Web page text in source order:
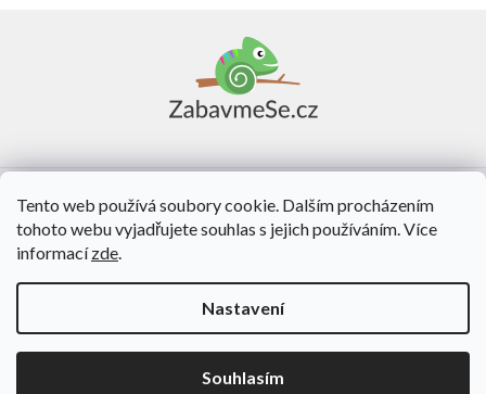
Tento web používá soubory cookie. Dalším procházením
tohoto webu vyjadřujete souhlas s jejich používáním. Více
informacízde.
Nastavení
Souhlasím
O nás
Vytvořil Shoptet